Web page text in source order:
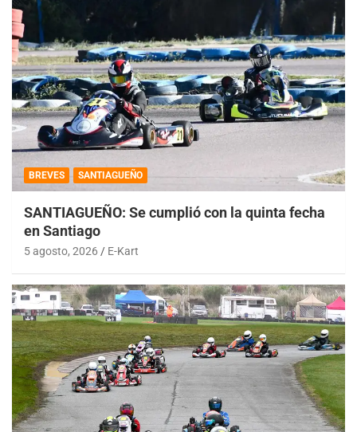
BREVES SANTIAGUEÑO
SANTIAGUEÑO: Se cumplió con la quinta fecha
en Santiago
5 agosto, 2026 E-Kart